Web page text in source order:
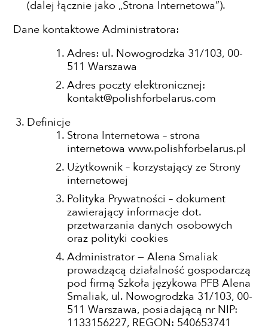
(dalej łącznie jako „Strona Internetowa”).
Dane kontaktowe Administratora:
Adres: ul. Nowogrodzka 31/103, 00-
511 Warszawa
Adres poczty elektronicznej:
kontakt@polishforbelarus.com
Definicje
Strona Internetowa – strona
internetowa www.polishforbelarus.pl
Użytkownik – korzystający ze Strony
internetowej
Polityka Prywatności – dokument
zawierający informacje dot.
przetwarzania danych osobowych
oraz polityki cookies
Administrator — Alena Smaliak
prowadzącą działalność gospodarczą
pod firmą Szkoła językowa PFB Alena
Smaliak, ul. Nowogrodzka 31/103, 00-
511 Warszawa, posiadającą nr NIP:
1133156227, REGON: 540653741